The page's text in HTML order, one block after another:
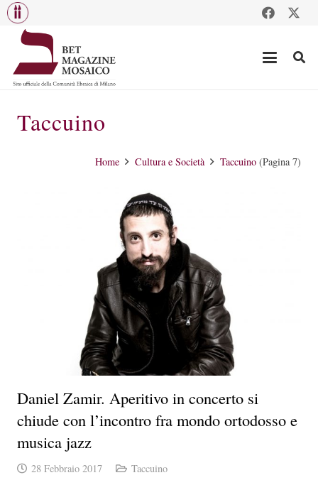
Taccuino
Home Cultura e Società Taccuino (Pagina 7)
Daniel Zamir. Aperitivo in concerto si
chiude con l’incontro fra mondo ortodosso e
musica jazz
28 Febbraio 2017 Taccuino